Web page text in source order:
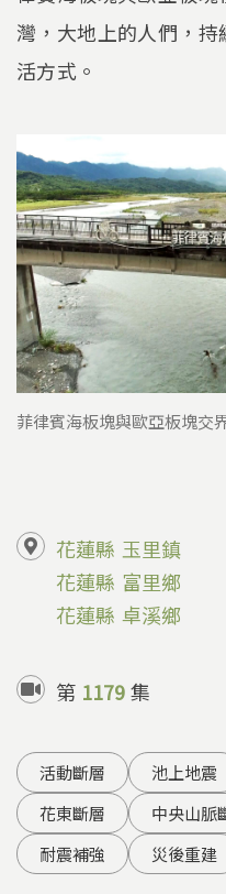
灣，大地上的人們，
活方式。
菲律賓海板塊與歐亞板塊交
花蓮縣 玉里鎮
花蓮縣 富里鄉
花蓮縣 卓溪鄉
第 1179集
活動斷層 池上地震
花東斷層
中央山脈
耐震補強
災後重建